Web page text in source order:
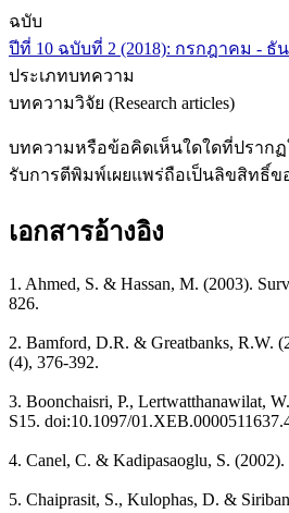
ฉบับ
ปีที่ 10 ฉบับที่ 2 (2018): กรกฎาคม - ธัน
ประเภทบทความ
บทความวิจัย (Research articles)
บทความหรือข้อคิดเห็นใดใดที่ปราก
รับการตีพิมพ์เผยแพร่ถือเป็นลิขสิทธิ์
เอกสารอ้างอิง
1. Ahmed, S. & Hassan, M. (2003).
826.
2. Bamford, D.R. & Greatbanks, R.W.
(4), 376-392.
3. Boonchaisri, P., Lertwatthanawilat,
S15. doi:10.1097/
4. Canel, C. & Kadipasaoglu, S.
5. Chaiprasit, S., Kulophas, D. &